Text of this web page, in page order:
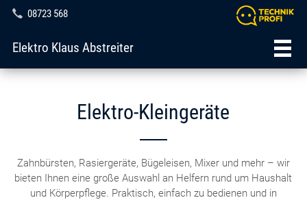
08723 568
Elektro Klaus Abstreiter
Elektro-Kleingeräte
Zahnbürsten, Rasiergeräte, Bügeleisen, Mixer und mehr – wir
bieten Ihnen eine große Auswahl an Helfern rund um Haushalt
und Körperpflege. Praktisch, einfach zu bedienen und in